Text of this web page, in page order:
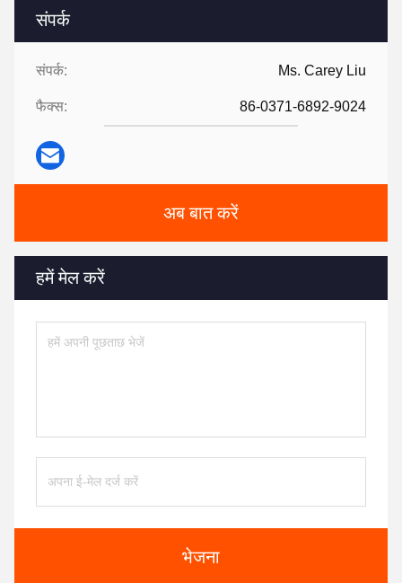
संपर्क
संपर्क: Ms. Carey Liu
फैक्स: 86-0371-6892-9024
अब बात करें
हमें मेल करें
भेजना